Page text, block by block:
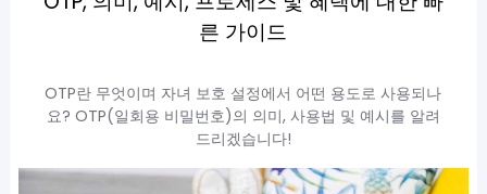
른 가이드
OTP란 무엇이며 자녀 보호 설정에서 어떤 용도로 사용되나
요? OTP(일회용 비밀번호)의 의미, 사용법 및 예시를 알려
드리겠습니다!